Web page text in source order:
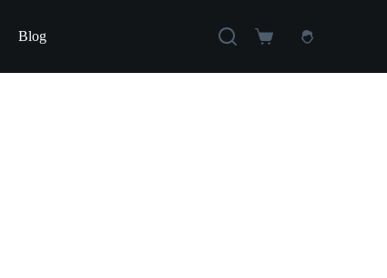
Blog
Carro
compra